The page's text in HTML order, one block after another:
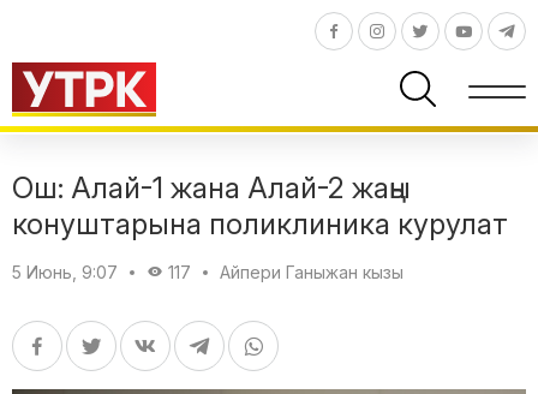
Ош: Алай-1 жана Алай-2 жаңы
конуштарына поликлиника курулат
5 Июнь, 9:07 117 Айпери Ганыжан кызы